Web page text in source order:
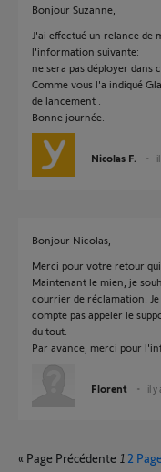
Bonjour Suzanne,
J'ai effectué un relance
l'information suivante:
ne sera pas déployer dans
Comme vous l'a indiqué
de lancement .
Bonne journée.
Nicolas F.
Bonjour Nicolas,
Merci pour votre retour
Maintenant le mien, je
courrier de réclamation. Je
compte pas appeler le
du tout.
Par avance, merci pour
Florent il y
« Page Précédente 1 2